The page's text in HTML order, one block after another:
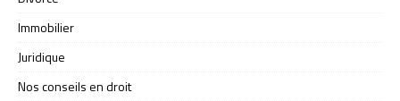
Immobilier
Juridique
Nos conseils en droit